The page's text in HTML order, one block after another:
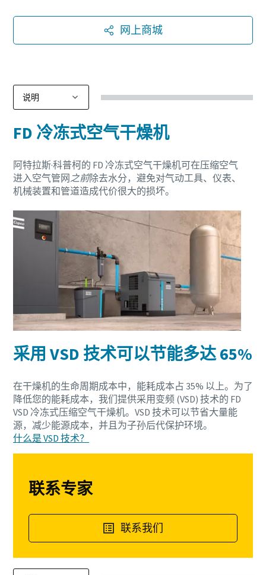
您需要了解的一切关于气力输送流程的信息
网上商城
FD 冷冻式空气干燥机
阿特拉斯·科普柯的 FD 冷冻式空气干燥机可在压缩空气
进入空气管网之前除去水分，避免对气动工具、仪表、
机械装置和管道造成代价很大的损坏。
采用 VSD 技术可以节能多达 65%
在干燥机的生命周期成本中，能耗成本占 35% 以上。为了
降低您的能耗成本，我们提供采用变频 (VSD) 技术的 FD
VSD 冷冻式压缩空气干燥机。VSD 技术可以节省大量能
源，减少能源成本，并且为子孙后代保护环境。
什么是 VSD 技术？
联系专家
联系我们